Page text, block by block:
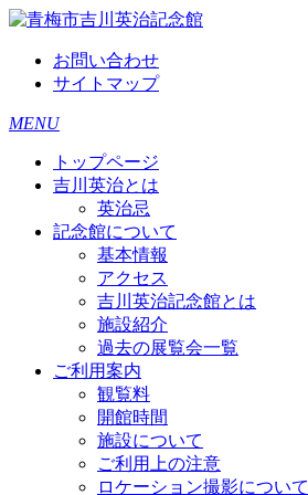
お問い合わせ
サイトマップ
MENU
トップページ
吉川英治とは
英治忌
記念館について
基本情報
アクセス
吉川英治記念館とは
施設紹介
過去の展覧会一覧
ご利用案内
観覧料
開館時間
施設について
ご利用上の注意
ロケーション撮影について